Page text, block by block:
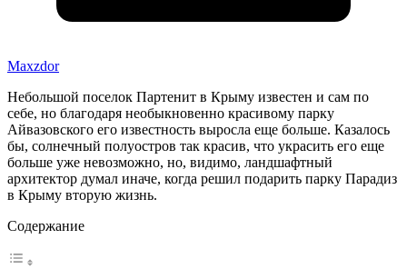
Maxzdor
Небольшой поселок Партенит в Крыму известен и сам по
себе, но благодаря необыкновенно красивому парку
Айвазовского его известность выросла еще больше. Казалось
бы, солнечный полуостров так красив, что украсить его еще
больше уже невозможно, но, видимо, ландшафтный
архитектор думал иначе, когда решил подарить парку Парадиз
в Крыму вторую жизнь.
Содержание